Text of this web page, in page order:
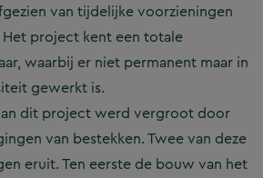
van tijdelijke voorzieningen
project kent een totale
waarbij er niet permanent maar in
gewerkt is.
dit project werd vergroot door
van bestekken. Twee van deze
eruit. Ten eerste de bouw van het